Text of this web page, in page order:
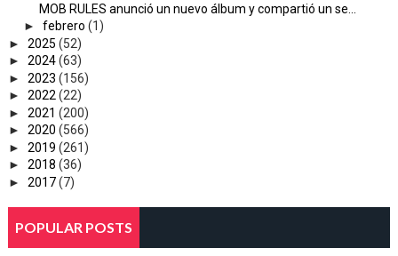
MOB RULES anunció un nuevo álbum y compartió un se...
► febrero (1)
► 2025 (52)
► 2024(63)
► 2023 (156)
► 2022(22)
► 2021 (200)
► 2020 (566)
► 2019 (261)
► 2018 (36)
► 2017(7)
POPULAR POSTS